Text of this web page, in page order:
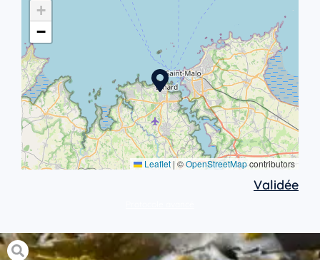
+
−
Leaflet |©OpenStreetMapcontributors
Validée